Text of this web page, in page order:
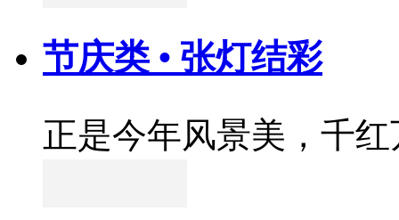
节庆类 • 张灯结彩
正是今年风景美，千